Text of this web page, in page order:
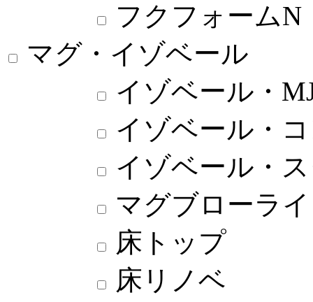
フクフォームN
マグ・イゾベール
イゾベール・
イゾベール・
イゾベール・
マグブローラ
床トップ
床リノベ